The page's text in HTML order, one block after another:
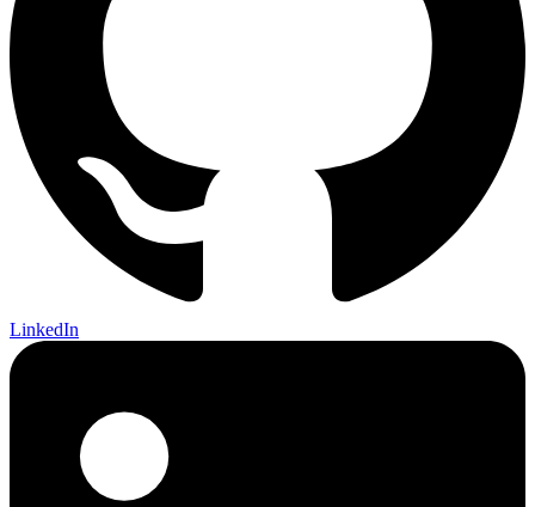
LinkedIn